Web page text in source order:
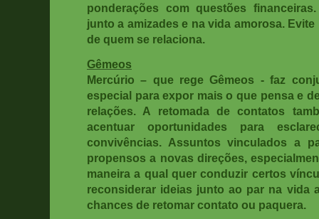
ponderações com questões
junto a amizades e na vida amorosa.
de quem se relaciona
Gêmeos
Mercúrio – que rege Gêmeos - faz
especial para expor mais o que pensa e
relações. A retomada de contatos
acentuar oportunidades para
convivências. Assuntos vinculados a
propensos a novas direções,
maneira a qual quer conduzir certos
reconsiderar ideias junto ao par na vida
chances de retomar contato ou paquera.